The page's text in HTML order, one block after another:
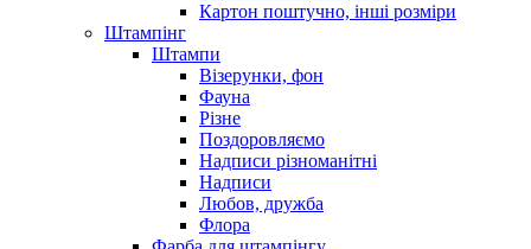
Картон поштучно, інші розміри
Штампінг
Штампи
Візерунки, фон
Фауна
Різне
Поздоровляємо
Надписи різноманітні
Надписи
Любов, дружба
Флора